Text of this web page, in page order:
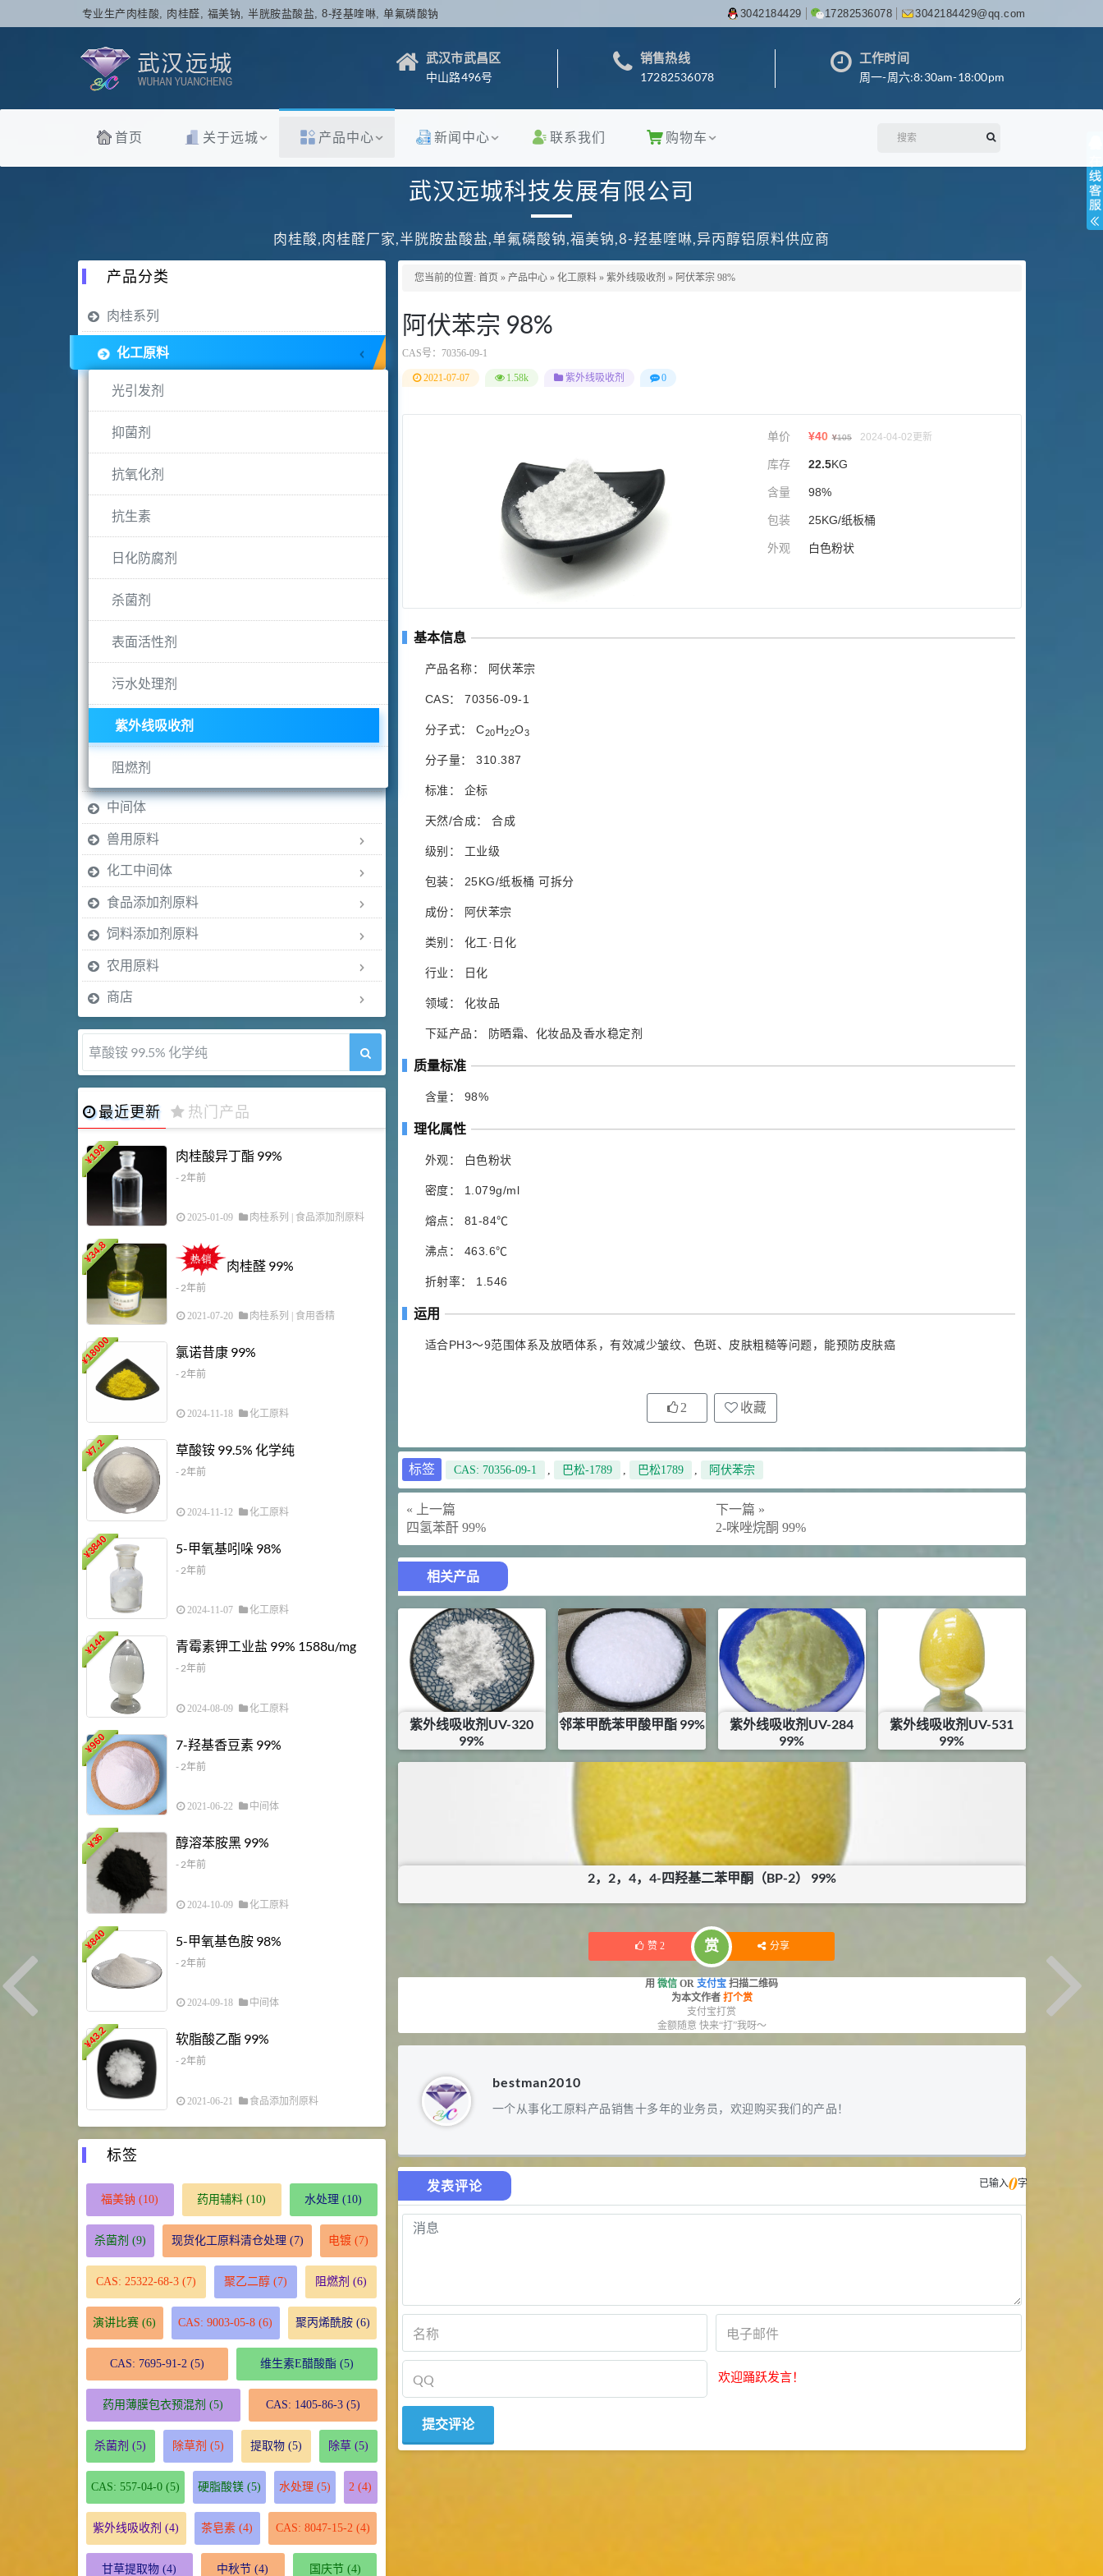
专业生产肉桂酸, 肉桂醛, 福美钠, 半胱胺盐酸盐, 8-羟基喹啉, 单氟磷酸钠 3042184429 17282536078 3042184429@qq.com
武汉市武昌区
中山路496号
销售热线
17282536078
工作时间
周一-周六:8:30am-18:00pm
首页 关于远城 产品中心 新闻中心 联系我们 购物车
武汉远城科技发展有限公司
肉桂酸,肉桂醛厂家,半胱胺盐酸盐,单氟磷酸钠,福美钠,8-羟基喹啉,异丙醇铝原料供应商
您当前的位置: 首页 » 产品中心 » 化工原料 » 紫外线吸收剂 » 阿伏苯宗 98%
阿伏苯宗 98%
CAS号： 70356-09-1
2021-07-07 1.58k 紫外线吸收剂 0
单价 ¥40 ¥105 2024-04-02更新
库存 22.5KG
含量 98%
包装 25KG/纸板桶
外观 白色粉状
基本信息
产品名称： 阿伏苯宗
CAS： 70356-09-1
分子式： C20H22O3
分子量： 310.387
标准： 企标
天然/合成： 合成
级别： 工业级
包装： 25KG/纸板桶 可拆分
成份： 阿伏苯宗
类别： 化工·日化
行业： 日化
领域： 化妆品
下延产品： 防晒霜、化妆品及香水稳定剂
质量标准
含量： 98%
理化属性
外观： 白色粉状
密度： 1.079g/ml
熔点： 81-84℃
沸点： 463.6℃
折射率： 1.546
运用
适合PH3～9范围体系及放晒体系，有效减少皱纹、色斑、皮肤粗糙等问题，能预防皮肤癌
2 收藏
标签 CAS: 70356-09-1 , 巴松-1789 , 巴松1789 , 阿伏苯宗
« 上一篇
四氢苯酐 99%
下一篇 »
2-咪唑烷酮 99%
相关产品
紫外线吸收剂UV-320
99%
¥161
邻苯甲酰苯甲酸甲酯 99%
¥90
KG
紫外线吸收剂UV-284
99%
¥287
紫外线吸收剂UV-531
99%
¥84
2，2，4，4-四羟基二苯甲酮（BP-2） 99%
库存：0.949KG
赞 2 赏 分享
用 微信 OR 支付宝 扫描二维码
为本文作者 打个赏
支付宝打赏
金额随意 快来“打”我呀～
bestman2010
一个从事化工原料产品销售十多年的业务员，欢迎购买我们的产品！
发表评论 已输入0字
欢迎踊跃发言！
产品分类
肉桂系列
化工原料
光引发剂
抑菌剂
抗氧化剂
抗生素
日化防腐剂
杀菌剂
表面活性剂
污水处理剂
紫外线吸收剂
阻燃剂
中间体
兽用原料
化工中间体
食品添加剂原料
饲料添加剂原料
农用原料
商店
草酸铵 99.5% 化学纯
最近更新 热门产品
¥
198 肉桂酸异丁酯 99%
- 2年前
2025-01-09 肉桂系列 食品添加剂原料
¥
34.8
肉桂醛 99%
- 2年前
2021-07-20 肉桂系列 | 食用香精
¥
18000 氯诺昔康 99%
- 2年前
2024-11-18 化工原料
¥
7.2 草酸铵 99.5% 化学纯
- 2年前
2024-11-12 化工原料
¥
3840 5-甲氧基吲哚 98%
- 2年前
2024-11-07 化工原料
¥
144 青霉素钾工业盐 99% 1588u/mg
- 2年前
2024-08-09 化工原料
¥
960 7-羟基香豆素 99%
- 2年前
2021-06-22 中间体
¥
36 醇溶苯胺黑 99%
- 2年前
2024-10-09 化工原料
¥
840 5-甲氧基色胺 98%
- 2年前
2024-09-18 中间体
¥
43.2 软脂酸乙酯 99%
- 2年前
2021-06-21 食品添加剂原料
1 胍基乙酸 98%
2021-05-25
2 乙酸橙花酯 99%
浏览量 - 5.51w
2021-06-17 化工原料
3 多效唑 90%
29 4 N-羟甲基丙烯酰胺 98% NMA
浏览量 - 1.98w
92 5
对甲氧基苯甲醛（茴香醛）
99.5%
浏览量 - 1.89w
2021-06-19 化工原料
6
S-羧甲基-L-半胱氨酸(羧甲司坦)
98.5%
浏览量 - 1.72w
2021-05-30 化工原料
7
浏览量 - 1.64w
D-异抗坏血酸钠 98%
浏览量 - 1.55w
2021-05-25 食品添加剂原料
34.8 DL-蛋氨酸 99%
2021-06-21 食品添加剂原料
标签
福美钠 (10) 药用辅料 (10) 水处理 (10)
杀菌剂 (9) 现货化工原料清仓处理 (7) 电镀 (7)
CAS: 25322-68-3(7) 聚乙二醇(7) 阻燃剂 (6)
演讲比赛 (6) CAS: 9003-05-8 (6) 聚丙烯酰胺(6)
CAS: 7695-91-2 (5) 维生素E醋酸酯(5)
药用薄膜包衣预混剂 (5) CAS: 1405-86-3(5)
杀菌剂 (5) 除草剂 (5) 提取物(5) 除草(5)
CAS: 557-04-0(5) 硬脂酸镁(5) 水处理 (5) 2 (4)
紫外线吸收剂 (4) 茶皂素 (4) CAS: 8047-15-2 (4)
甘草提取物 (4) 中秋节 (4) 国庆节(4)